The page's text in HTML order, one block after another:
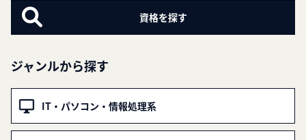
ジャンルから探す
IT・パソコン・情報処理系